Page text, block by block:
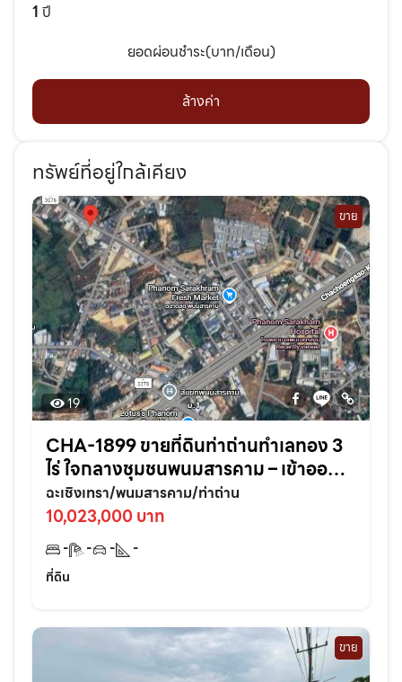
1 ปี
ยอดผ่อนชำระ(บาท/เดือน)
ล้างค่า
ทรัพย์ที่อยู่ใกล้เคียง
ขาย
19
CHA-1899 ขายที่ดินท่าถ่านทำเลทอง 3
ไร่ ใจกลางชุมชนพนมสารคาม – เข้าออก
สะดวก ใกล้ถนนใหญ่3076เพียง 70 เมตร
จ.ฉะเชิงเทรา
ฉะเชิงเทรา/พนมสารคาม/ท่าถ่าน
10,023,000 บาท
- - -
-
ที่ดิน
ขาย